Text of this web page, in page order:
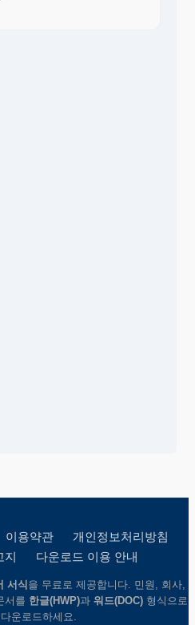
이용약관
개인정보처리방침
지
다운로드 이용 안내
서식 을 무료로 제공합니다. 민원, 회사,
서를 한글(HWP)과 워드(DOC) 형식으로
운로드하세요.